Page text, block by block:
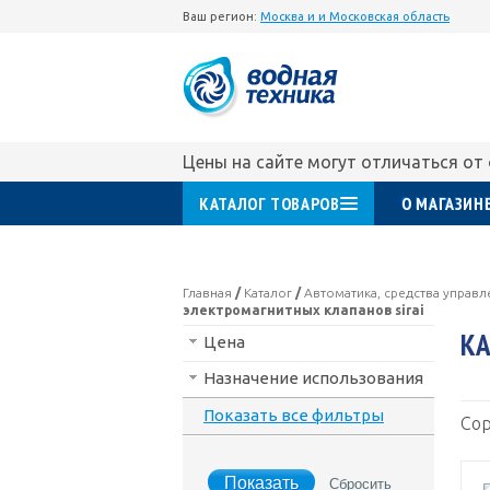
Ваш регион: Москва и и Московская область
Цены на сайте могут отличаться
КАТАЛОГ ТОВАРОВ О
Главная / Каталог /Автоматика, средства
электромагнитных клапанов sirai
Цена
Назначение использования
Показать все фильтры